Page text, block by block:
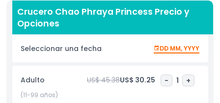
Al abordar el crucero, será recibido con una refrescante
bebida de bienvenida. Tómese un momento para disfrutar
de las impresionantes vistas del resplandeciente horizonte
belleza a la experiencia.
internacional con una variedad de platos para todos los
gustos. Mientras cena, disfrute del entretenimiento en vivo,
Crucero Chao Phraya Princess Precio y
Opciones
Seleccionar una fecha DD MM, YYYY
Adulto US$ 45.38US$ 30.25 - 1 +
(11-99 años)